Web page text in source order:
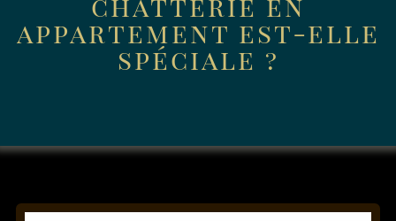
appartement est-elle
spéciale ?